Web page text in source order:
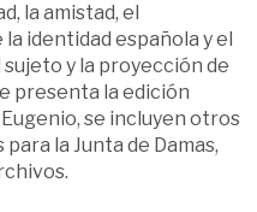
la amistad, el
identidad española y el
y la proyección de
presenta la edición
se incluyen otros
la Junta de Damas,